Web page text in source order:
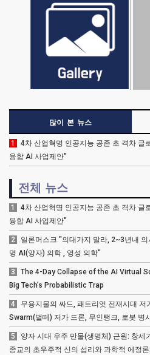
많이 본 뉴스
1
4차 산업혁명 인공지능 공존 초 격차 글
융합 AI 사업제안"
전체 뉴스
1
4차 산업혁명 인공지능 공존 초 격차 글
융합 AI 사업제안"
2
일론머스크 "의대가지 말라, 2~3년내
명 AI(양자) 의학 , 영성 의학"
3
The 4-Day Collapse of the AI Virtual
Big Tech’s Probabilistic Trap
4
무용지물의 싸드, 패트리엇 전재시대 저
Swarm(벌떼) 저가 드론, 무인탱크, 로봇 병
5
양자 시대 우주 만물(생명체) 근원: 창세
종교의 초우주적 신의 섭리와 과학적 에정